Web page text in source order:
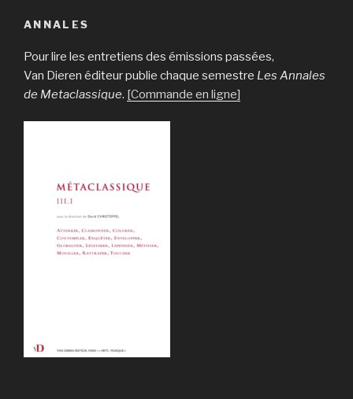
ANNALES
Pour lire les entretiens des émissions passées,
Van Dieren éditeur publie chaque semestre Les Annales
de Metaclassique. [Commande en ligne]